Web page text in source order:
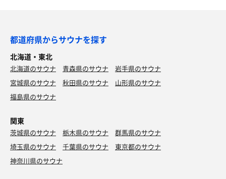
都道府県からサウナを探す
北海道・東北
北海道のサウナ 青森県のサウナ
岩手県のサウナ
宮城県のサウナ
秋田県のサウナ
山形県のサウナ
福島県のサウナ
関東
茨城県のサウナ 栃木県のサウナ
群馬県のサウナ
埼玉県のサウナ
千葉県のサウナ
東京都のサウナ
神奈川県のサウナ